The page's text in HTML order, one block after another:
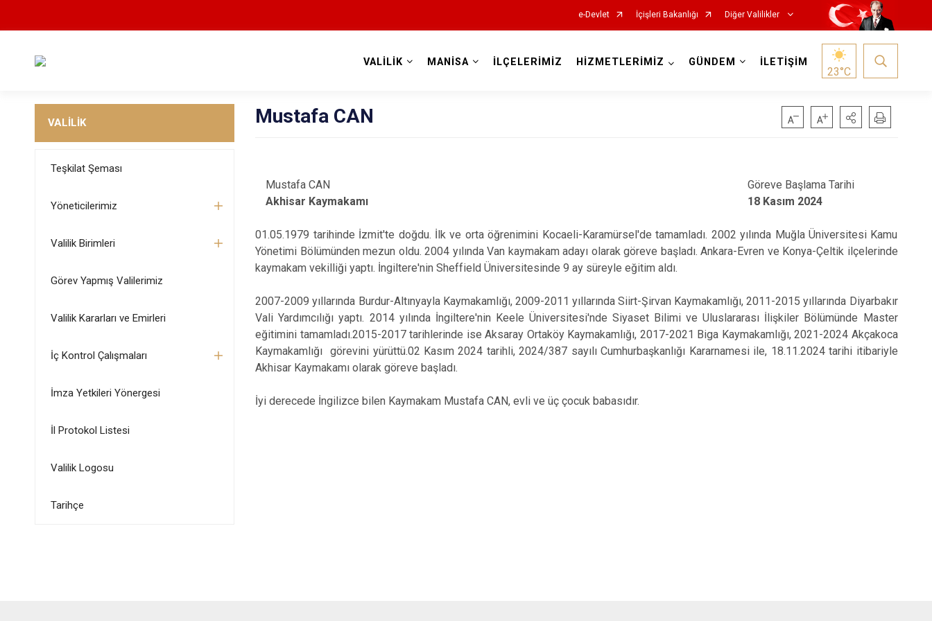
e-Devlet İçişleri Bakanlığı Diğer Valilikler
VALİLİK MANİSA İLÇELERİMİZ HİZMETLERİMİZ GÜNDEM İLETİŞİM
23°C
VALİLİK
Teşkilat Şeması
Yöneticilerimiz
Valilik Birimleri
Görev Yapmış Valilerimiz
Valilik Kararları ve Emirleri
İç Kontrol Çalışmaları
İmza Yetkileri Yönergesi
İl Protokol Listesi
Valilik Logosu
Tarihçe
Mustafa CAN
Mustafa CAN
Akhisar Kaymakamı
Göreve Başlama Tarihi
18 Kasım 2024
01.05.1979 tarihinde İzmit'te doğdu. İlk ve orta öğrenimini Kocaeli-Karamürsel'de tamamladı. 2002 yılında Muğla Üniversitesi Kamu
Yönetimi Bölümünden mezun oldu. 2004 yılında Van kaymakam adayı olarak göreve başladı. Ankara-Evren ve Konya-Çeltik ilçelerinde
kaymakam vekilliği yaptı. İngiltere'nin Sheffield Üniversitesinde 9 ay süreyle eğitim aldı.
2007-2009 yıllarında Burdur-Altınyayla Kaymakamlığı, 2009-2011 yıllarında Siirt-Şirvan Kaymakamlığı, 2011-2015 yıllarında Diyarbakır
Vali Yardımcılığı yaptı. 2014 yılında İngiltere'nin Keele Üniversitesi'nde Siyaset Bilimi ve Uluslararası İlişkiler Bölümünde Master
eğitimini tamamladı.2015-2017 tarihlerinde ise Aksaray Ortaköy Kaymakamlığı, 2017-2021 Biga Kaymakamlığı, 2021-2024 Akçakoca
Kaymakamlığı görevini yürüttü.02 Kasım 2024 tarihli, 2024/387 sayılı Cumhurbaşkanlığı Kararnamesi ile, 18.11.2024 tarihi itibariyle
Akhisar Kaymakamı olarak göreve başladı.
İyi derecede İngilizce bilen Kaymakam Mustafa CAN, evli ve üç çocuk babasıdır.